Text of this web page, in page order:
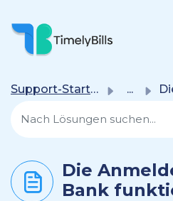
Zum Hauptsächlichen Inhalt
Support-Startseite ... Die
Die
Bank